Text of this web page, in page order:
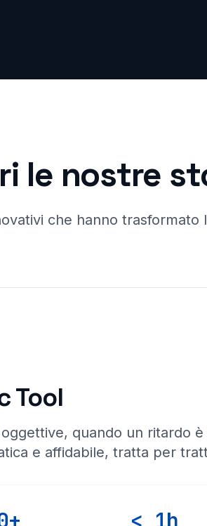
le nostre
che hanno
Tool
quando un ritardo
e affidabile, tratta per
< 1h